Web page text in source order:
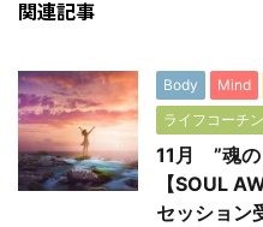
関連記事
Body Mind
ライフコーチ
11月 ”魂の
【SOUL
セッション